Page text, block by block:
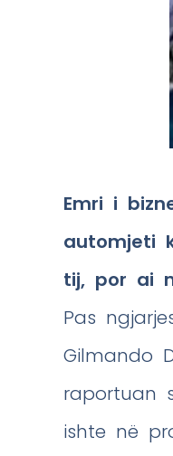
Emri i
automjeti
tij, por ai
Pas
Gilmando
raportuan
ishte në